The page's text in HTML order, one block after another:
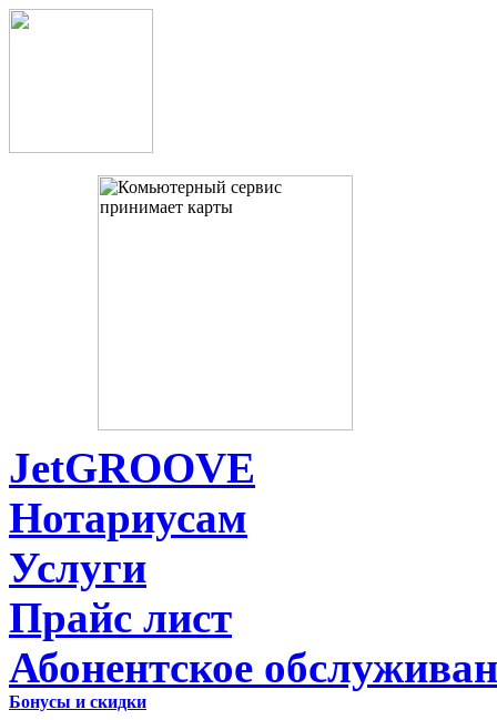
JetGROOVE
Нотариусам
Услуги
Прайс лист
Абонентское
Бонусы и скидки